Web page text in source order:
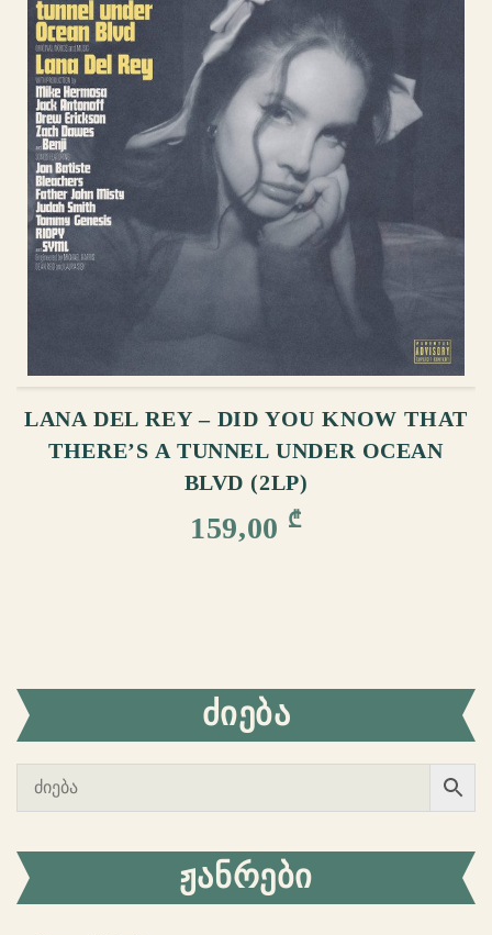
ᲫᲘᲔᲑᲐ
ᲟᲐᲜᲠᲔᲑᲘ
LANA DEL REY – DID YOU KNOW THAT
THERE’S A TUNNEL UNDER OCEAN
BLVD (2LP)
159,00 ₾